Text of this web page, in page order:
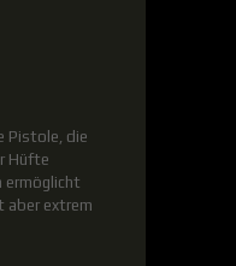
Pistole, die
Hüfte
ermöglicht
aber extrem